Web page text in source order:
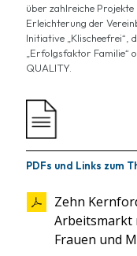
über zahlreiche
Erleichterung der
Initiative „Klischeefrei“,
„Erfolgsfaktor Familie“
QUALITY.
PDFs und Links zum
Zehn
Arbeitsmarkt
Frauen und